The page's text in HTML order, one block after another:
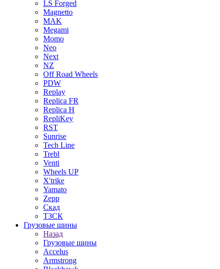
LS Forged
Magnetto
MAK
Megami
Momo
Neo
Next
NZ
Off Road Wheels
PDW
Replay
Replica FR
Replica H
RepliKey
RST
Sunrise
Tech Line
Trebl
Venti
Wheels UP
X'trike
Yamato
Zepp
Скад
ТЗСК
Грузовые шины
Назад
Грузовые шины
Accelus
Armstrong